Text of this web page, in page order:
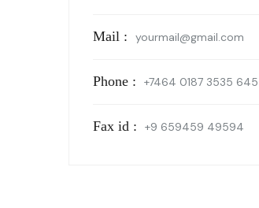
Mail : yourmail@gmail.com
Phone : +7464 0187 3535 645
Fax id : +9 659459 49594